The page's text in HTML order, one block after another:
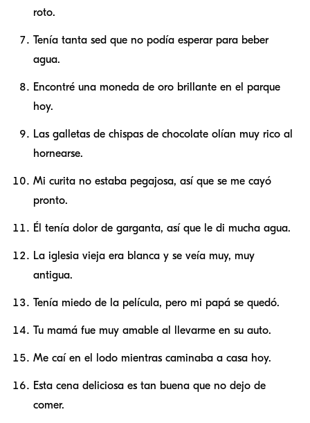
roto.
Tenía tanta sed que no podía esperar para beber
agua.
Encontré una moneda de oro brillante en el parque
hoy.
Las galletas de chispas de chocolate olían muy rico al
hornearse.
Mi curita no estaba pegajosa, así que se me cayó
pronto.
Él tenía dolor de garganta, así que le di mucha agua.
La iglesia vieja era blanca y se veía muy, muy
antigua.
Tenía miedo de la película, pero mi papá se quedó.
Tu mamá fue muy amable al llevarme en su auto.
Me caí en el lodo mientras caminaba a casa hoy.
Esta cena deliciosa es tan buena que no dejo de
comer.